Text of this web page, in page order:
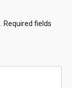
Required fields